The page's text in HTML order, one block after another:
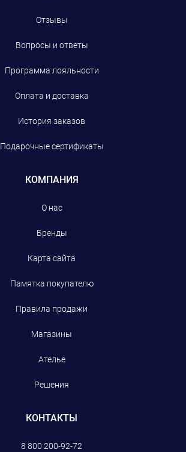
Отзывы
Вопросы и ответы
Программа лояльности
Оплата и доставка
История заказов
Подарочные сертификаты
КОМПАНИЯ
О нас
Бренды
Карта сайта
Памятка покупателю
Правила продажи
Магазины
Ателье
Решения
КОНТАКТЫ
8 800 200-92-72